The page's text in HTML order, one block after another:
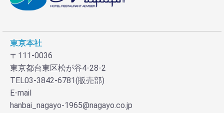
東京本社
〒111-0036
東京都台東区松が谷4-28-2
TEL03-3842-6781(販売部)
E-mail
hanbai_nagayo-1965@nagayo.co.jp